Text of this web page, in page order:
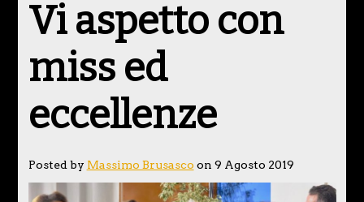
Vi aspetto con
miss ed
eccellenze
Posted by Massimo Brusasco on 9 Agosto 2019